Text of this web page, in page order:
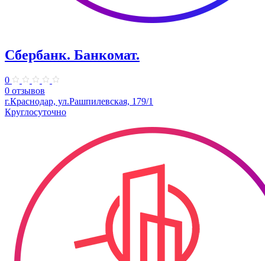
Сбербанк. Банкомат.
0
0 отзывов
г.Краснодар, ул.Рашпилевская, 179/1
Круглосуточно